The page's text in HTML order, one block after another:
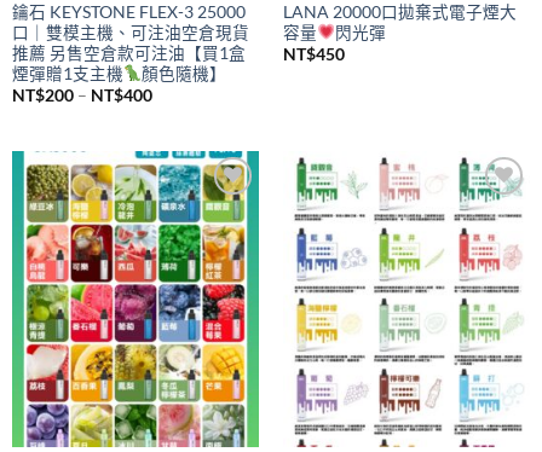
鑰石 KEYSTONE FLEX-3 25000
口｜雙模主機、可注油空倉現貨
推薦 另售空倉款可注油【買1盒
煙彈贈1支主機
顏色隨機】
NT$200 – NT$400價
NT$200
到
NT$400
LANA 20000口拋棄式電子煙大
容量
閃光彈
NT$450
Add to
wishlist
Add to